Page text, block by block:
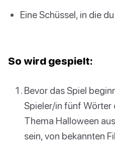
Eine Schüssel, in die
So wird gespielt:
Bevor das Spiel
Spieler/in fünf Wörter
Thema Halloween
sein, von bekannten